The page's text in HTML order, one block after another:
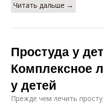
Читать дальше →
Простуда у
Комплексное
у детей
Прежде чем лечить